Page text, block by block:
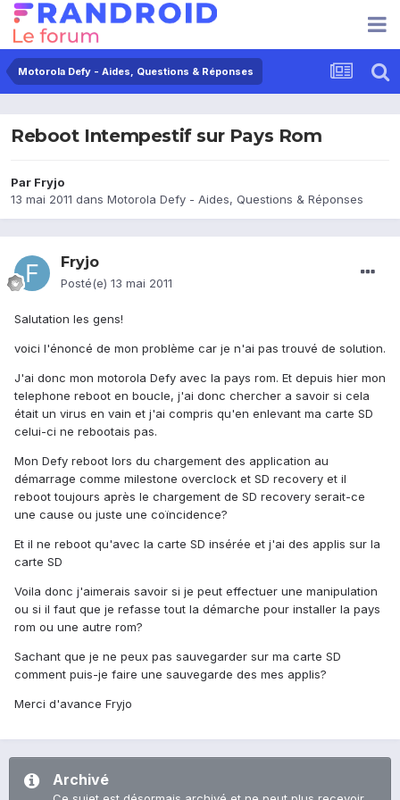
Motorola Defy - Aides, Questions & Réponses
Reboot Intempestif sur Pays Rom
Par Fryjo
13 mai 2011 dans Motorola Defy - Aides, Questions & Réponses
Fryjo
Posté(e) 13 mai 2011
Salutation les gens!
voici l'énoncé de mon problème car je n'ai pas trouvé de solution.
J'ai donc mon motorola Defy avec la pays rom. Et depuis hier mon
telephone reboot en boucle, j'ai donc chercher a savoir si cela
était un virus en vain et j'ai compris qu'en enlevant ma carte SD
celui-ci ne rebootais pas.
Mon Defy reboot lors du chargement des application au
démarrage comme milestone overclock et SD recovery et il
reboot toujours après le chargement de SD recovery serait-ce
une cause ou juste une coïncidence?
Et il ne reboot qu'avec la carte SD insérée et j'ai des applis sur la
carte SD
Voila donc j'aimerais savoir si je peut effectuer une manipulation
ou si il faut que je refasse tout la démarche pour installer la pays
rom ou une autre rom?
Sachant que je ne peux pas sauvegarder sur ma carte SD
comment puis-je faire une sauvegarde des mes applis?
Merci d'avance Fryjo
Archivé